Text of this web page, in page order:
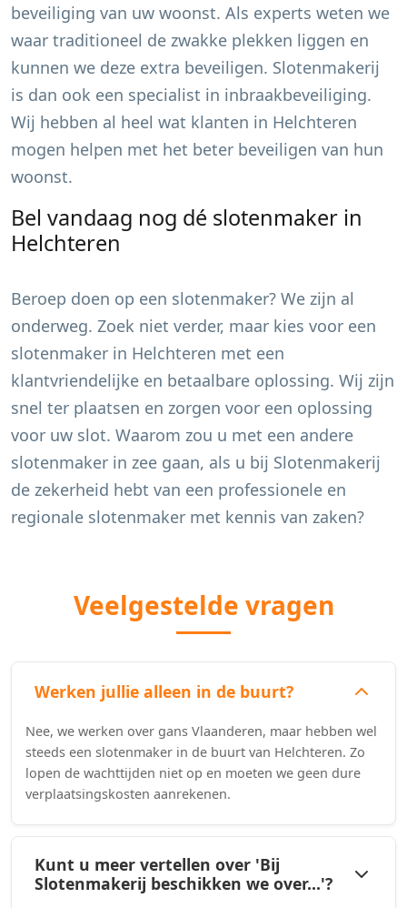
beveiliging van uw woonst. Als experts weten we
waar traditioneel de zwakke plekken liggen en
kunnen we deze extra beveiligen. Slotenmakerij
is dan ook een specialist in inbraakbeveiliging.
Wij hebben al heel wat klanten in Helchteren
mogen helpen met het beter beveiligen van hun
woonst.
Bel vandaag nog dé slotenmaker in
Helchteren
Beroep doen op een slotenmaker? We zijn al
onderweg. Zoek niet verder, maar kies voor een
slotenmaker in Helchteren met een
klantvriendelijke en betaalbare oplossing. Wij zijn
snel ter plaatsen en zorgen voor een oplossing
voor uw slot. Waarom zou u met een andere
slotenmaker in zee gaan, als u bij Slotenmakerij
de zekerheid hebt van een professionele en
regionale slotenmaker met kennis van zaken?
Veelgestelde vragen
Werken jullie alleen in de buurt?
Nee, we werken over gans Vlaanderen, maar hebben wel
steeds een slotenmaker in de buurt van Helchteren. Zo
lopen de wachttijden niet op en moeten we geen dure
verplaatsingskosten aanrekenen.
Kunt u meer vertellen over 'Bij
Slotenmakerij beschikken we over...'?